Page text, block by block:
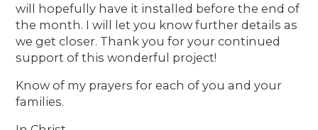
will hopefully have it installed before the end of
the month. I will let you know further details as
we get closer. Thank you for your continued
support of this wonderful project!
Know of my prayers for each of you and your
families.